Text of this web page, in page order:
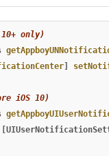
only)
iOS 10)